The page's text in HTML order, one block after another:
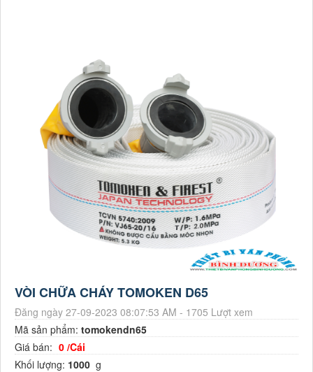
VÒI CHỮA CHÁY TOMOKEN D65
Đăng ngày 27-09-2023 08:07:53 AM - 1705 Lượt xem
Mã sản phẩm: tomokendn65
Giá bán: 0 /Cái
Khối lượng: 1000 g